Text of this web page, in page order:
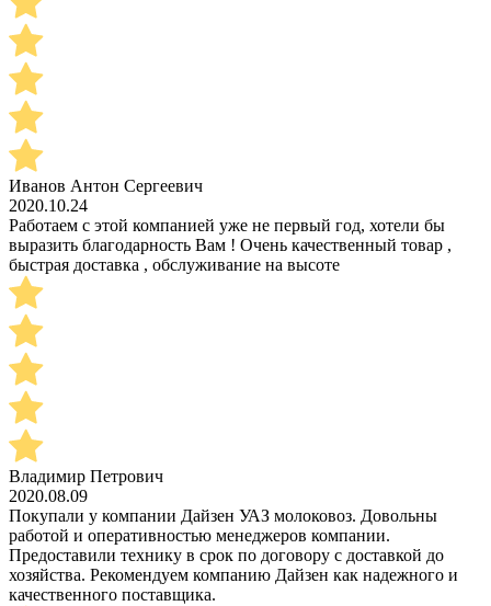
Иванов Антон Сергеевич
2020.10.24
Работаем с этой компанией уже не первый год, хотели бы
выразить благодарность Вам ! Очень качественный товар ,
быстрая доставка , обслуживание на высоте
Владимир Петрович
2020.08.09
Покупали у компании Дайзен УАЗ молоковоз. Довольны
работой и оперативностью менеджеров компании.
Предоставили технику в срок по договору с доставкой до
хозяйства. Рекомендуем компанию Дайзен как надежного и
качественного поставщика.